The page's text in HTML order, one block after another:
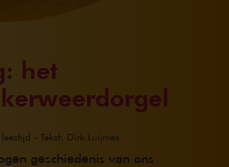
het
- Tekst: Dirk Luijmes
geschiedenis van ons